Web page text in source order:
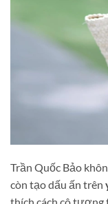
Trần Quốc Bảo
còn tạo dấu ấn trên